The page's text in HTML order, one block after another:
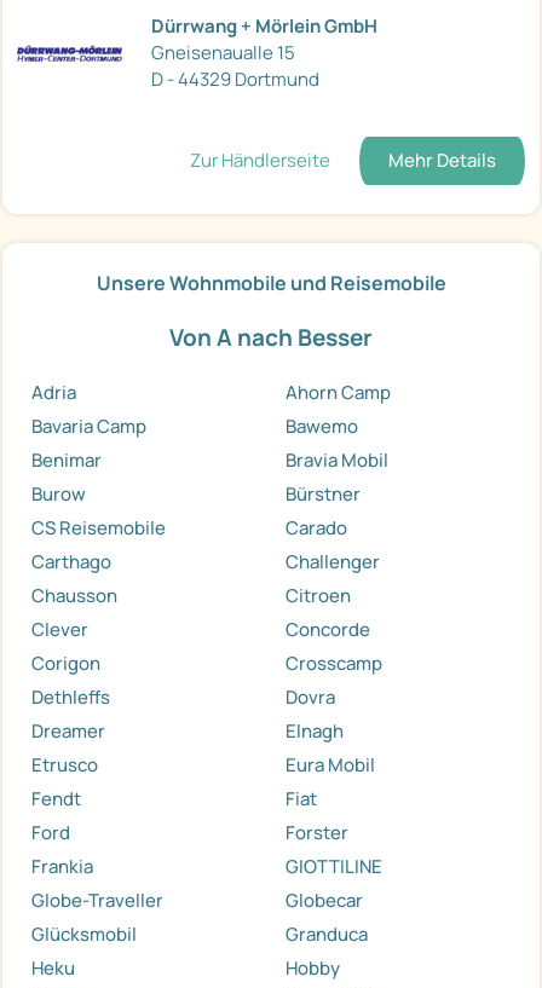
Dürrwang + Mörlein GmbH
Gneisenaualle 15
D - 44329 Dortmund
Zur Händlerseite Mehr Details
Unsere Wohnmobile und Reisemobile
Von A nach Besser
Adria
Ahorn Camp
Bavaria Camp
Bawemo
Benimar
Bravia Mobil
Burow
Bürstner
CS Reisemobile
Carado
Carthago
Challenger
Chausson
Citroen
Clever
Concorde
Corigon
Crosscamp
Dethleffs
Dovra
Dreamer
Elnagh
Etrusco
Eura Mobil
Fendt
Fiat
Ford
Forster
Frankia
GIOTTILINE
Globe-Traveller
Globecar
Glücksmobil
Granduca
Heku
Hobby